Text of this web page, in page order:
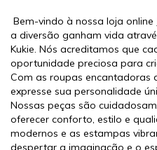
Bem-vindo à nossa loja
a diversão ganham vida
Kukie. Nós acreditamos que
oportunidade preciosa para
Com as roupas encantadoras
expresse sua personalidade
Nossas peças são
oferecer conforto, estilo e
modernos e as estampas